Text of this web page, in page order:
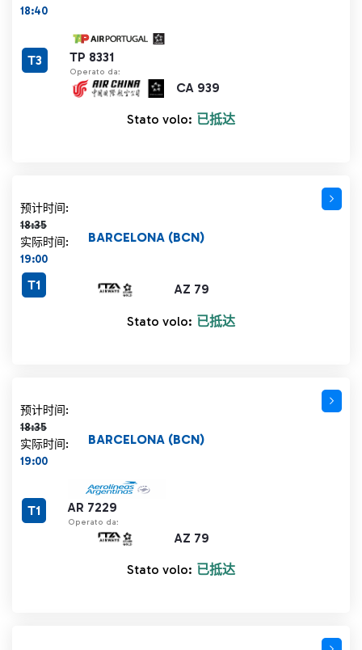
18:40
TP 8331
Operato da:
CA 939
T3
Stato volo: 已抵达
预计时间:
18:35
计划时间 18:35 删除线
实际时间:
19:00
AZ 79
BARCELONA (BCN)
T1
Stato volo: 已抵达
预计时间:
18:35
计划时间 18:35 删除线
实际时间:
19:00
AR 7229
Operato da:
AZ 79
BARCELONA (BCN)
T1
Stato volo: 已抵达